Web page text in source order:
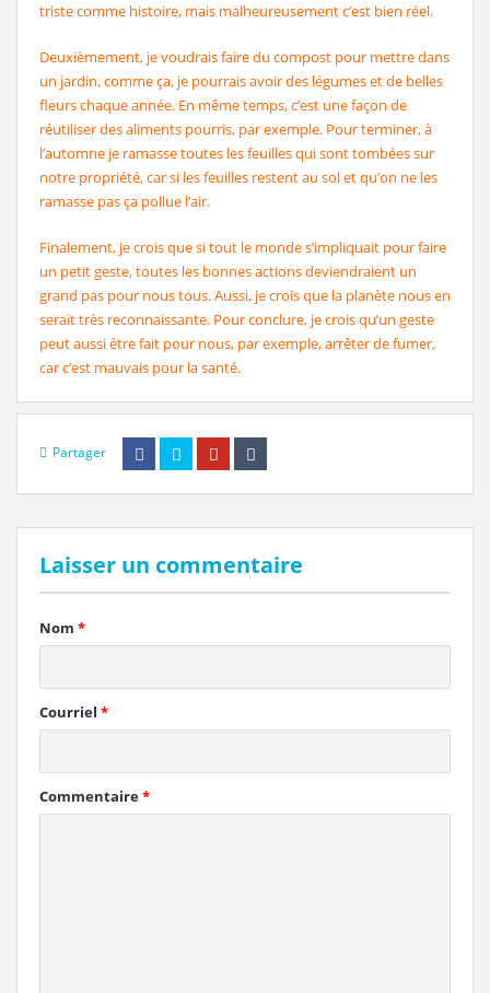
triste comme histoire, mais malheureusement c’est bien réel.
Deuxièmement, je voudrais faire du compost pour mettre dans
un jardin, comme ça, je pourrais avoir des légumes et de belles
fleurs chaque année. En même temps, c’est une façon de
réutiliser des aliments pourris, par exemple. Pour terminer, à
l’automne je ramasse toutes les feuilles qui sont tombées sur
notre propriété, car si les feuilles restent au sol et qu’on ne les
ramasse pas ça pollue l’air.
Finalement, je crois que si tout le monde s’impliquait pour faire
un petit geste, toutes les bonnes actions deviendraient un
grand pas pour nous tous. Aussi, je crois que la planète nous en
serait très reconnaissante. Pour conclure, je crois qu’un geste
peut aussi être fait pour nous, par exemple, arrêter de fumer,
car c’est mauvais pour la santé.
Partager
Laisser un commentaire
Nom *
Courriel *
Commentaire*